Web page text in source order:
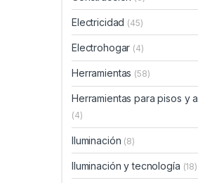
Electricidad (45)
Electrohogar (4)
Herramientas (58)
Herramientas para pisos y
(4)
Iluminación (8)
Iluminación y tecnología (18)